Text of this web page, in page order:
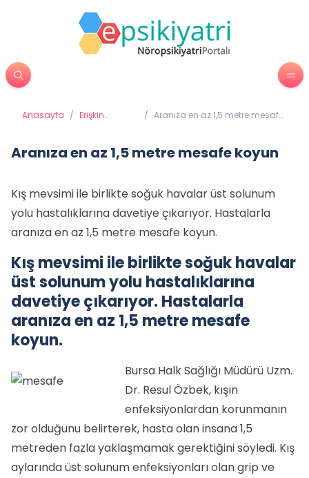
Anasayfa / Erişkin
/ Aranıza en az 1,5 metre mesafe
Aranıza en az 1,5 metre mesafe koyun
Kış mevsimi ile birlikte soğuk havalar üst solunum
yolu hastalıklarına davetiye çıkarıyor. Hastalarla
aranıza en az 1,5 metre mesafe koyun.
Kış mevsimi ile birlikte soğuk havalar
üst solunum yolu hastalıklarına
davetiye çıkarıyor. Hastalarla
aranıza en az 1,5 metre mesafe
koyun.
Bursa Halk Sağlığı Müdürü Uzm.
Dr. Resul Özbek, kışın
enfeksiyonlardan korunmanın
zor olduğunu belirterek, hasta olan insana 1,5
metreden fazla yaklaşmamak gerektiğini söyledi. Kış
aylarında üst solunum enfeksiyonları olan grip ve